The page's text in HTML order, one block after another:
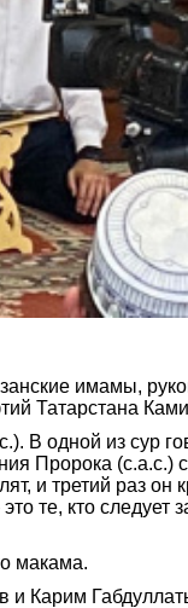
имамы,
Татарстана
В одной из сур
(с.а.с.)
и третий раз он
те, кто следует
макама.
Карим